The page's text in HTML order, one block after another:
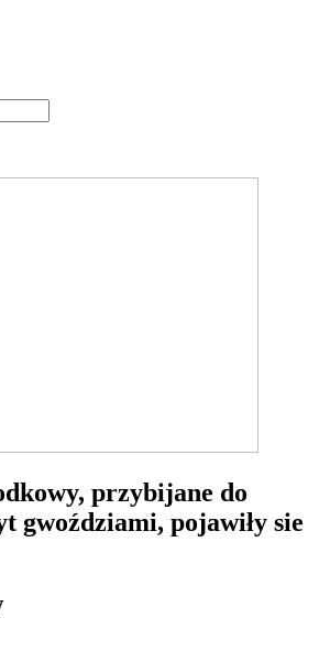
przybijane do
gwoździami, pojawiły sie